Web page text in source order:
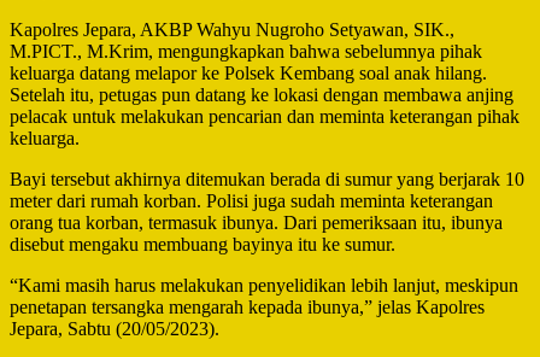
Kapolres Jepara, AKBP Wahyu Nugroho Setyawan, SIK.,
M.PICT., M.Krim, mengungkapkan bahwa sebelumnya pihak
keluarga datang melapor ke Polsek Kembang soal anak hilang.
Setelah itu, petugas pun datang ke lokasi dengan membawa anjing
pelacak untuk melakukan pencarian dan meminta keterangan pihak
keluarga.
Bayi tersebut akhirnya ditemukan berada di sumur yang berjarak 10
meter dari rumah korban. Polisi juga sudah meminta keterangan
orang tua korban, termasuk ibunya. Dari pemeriksaan itu, ibunya
disebut mengaku membuang bayinya itu ke sumur.
“Kami masih harus melakukan penyelidikan lebih lanjut, meskipun
penetapan tersangka mengarah kepada ibunya,” jelas Kapolres
Jepara, Sabtu (20/05/2023).